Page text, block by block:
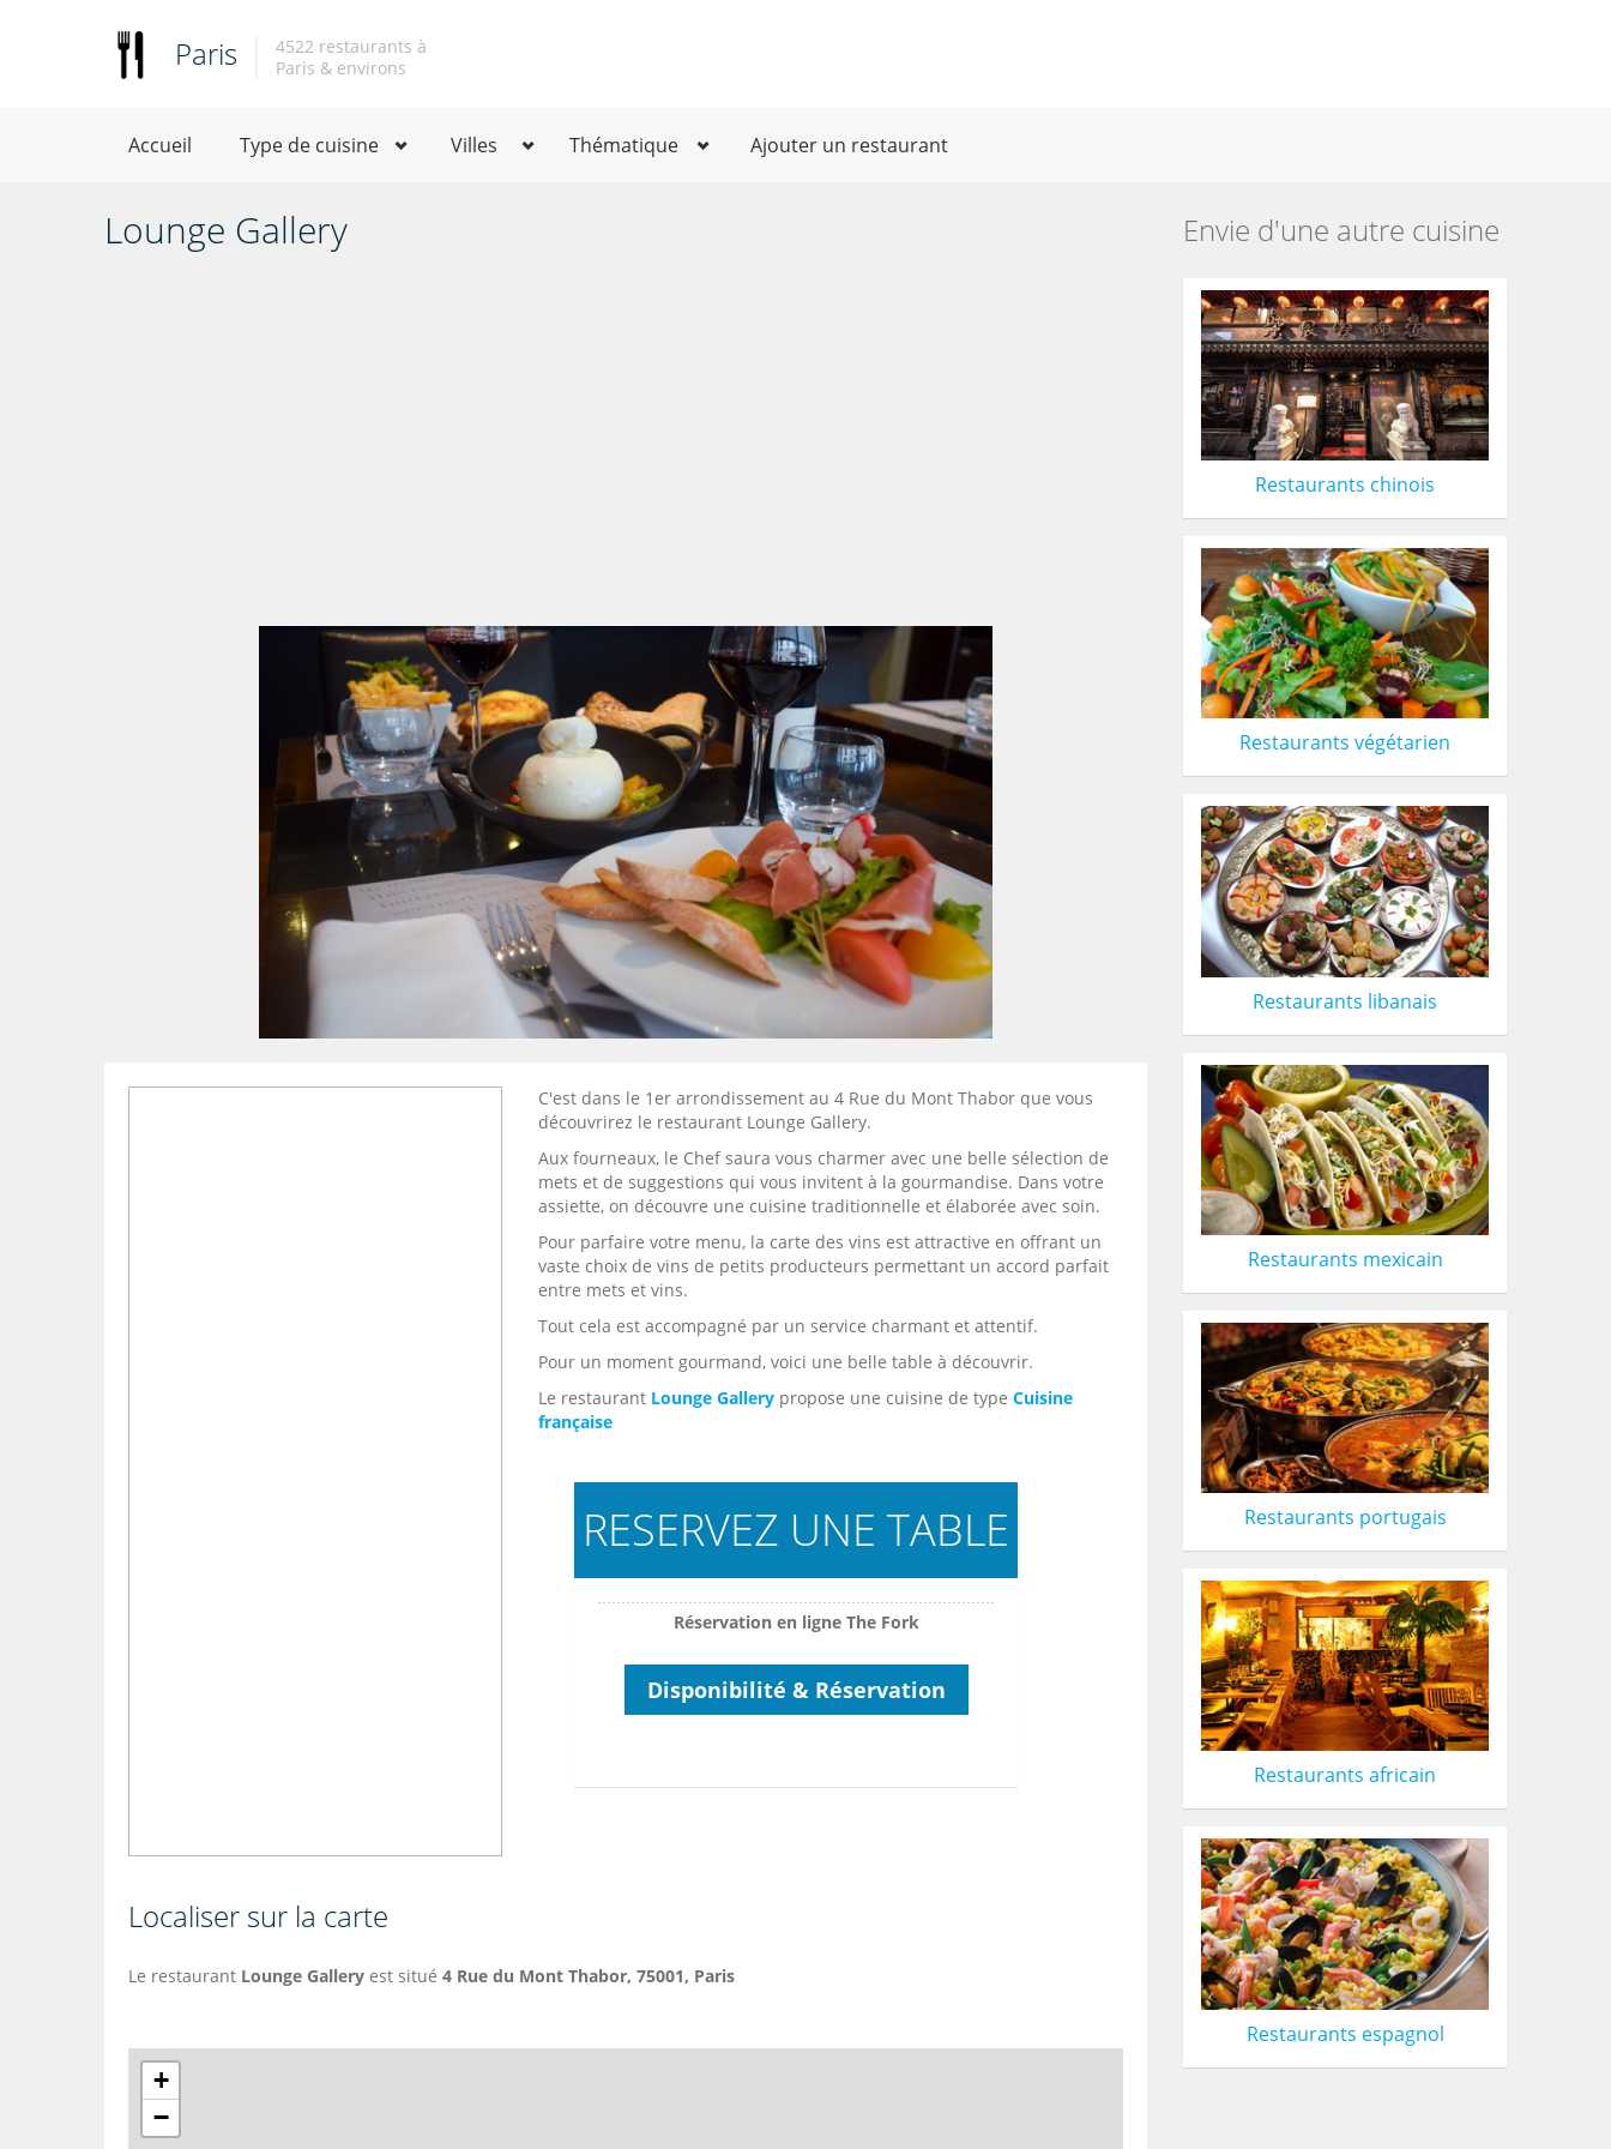
Paris
4522 restaurants à
Paris & environs
Accueil Type de cuisine Villes Thématique Ajouter un restaurant
Lounge Gallery
C'est dans le 1er arrondissement au 4 Rue du Mont Thabor que vous
découvrirez le restaurant Lounge Gallery.
Aux fourneaux, le Chef saura vous charmer avec une belle sélection de
mets et de suggestions qui vous invitent à la gourmandise. Dans votre
assiette, on découvre une cuisine traditionnelle et élaborée avec soin.
Pour parfaire votre menu, la carte des vins est attractive en offrant un
vaste choix de vins de petits producteurs permettant un accord parfait
entre mets et vins.
Tout cela est accompagné par un service charmant et attentif.
Pour un moment gourmand, voici une belle table à découvrir.
Le restaurant Lounge Gallery propose une cuisine de type Cuisine
française
RESERVEZ UNE TABLE
Réservation en ligne The Fork
Disponibilité & Réservation
Localiser sur la carte
Le restaurant Lounge Gallery est situé 4 Rue du Mont Thabor, 75001, Paris
+
−
Envie d'une autre cuisine
Restaurants chinois
Restaurants végétarien
Restaurants libanais
Restaurants mexicain
Restaurants portugais
Restaurants africain
Restaurants espagnol